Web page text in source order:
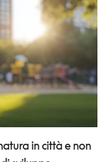
in città e non